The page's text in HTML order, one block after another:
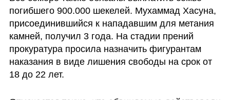
погибшего 900.000 шекелей. Мухаммад Хасуна,
присоединившийся к нападавшим для метания
камней, получил 3 года. На стадии прений
прокуратура просила назначить фигурантам
наказания в виде лишения свободы на срок от
18 до 22 лет.